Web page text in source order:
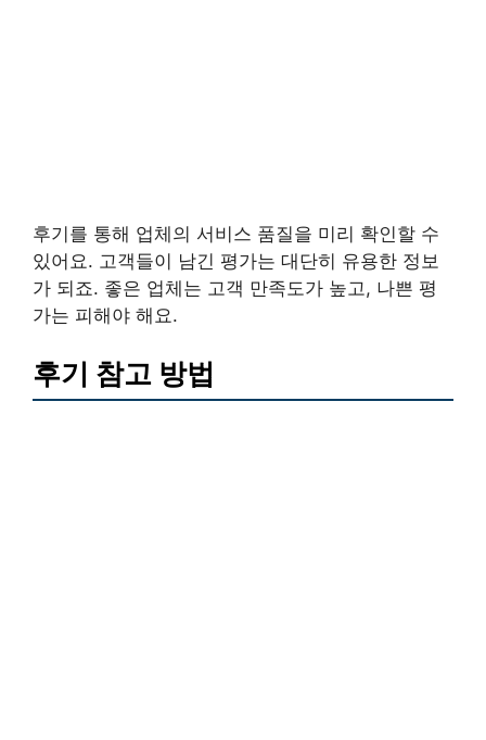
후기를 통해 업체의 서비스 품질을 미리 확인할 수
있어요. 고객들이 남긴 평가는 대단히 유용한 정보
가 되죠. 좋은 업체는 고객 만족도가 높고, 나쁜 평
가는 피해야 해요.
후기 참고 방법